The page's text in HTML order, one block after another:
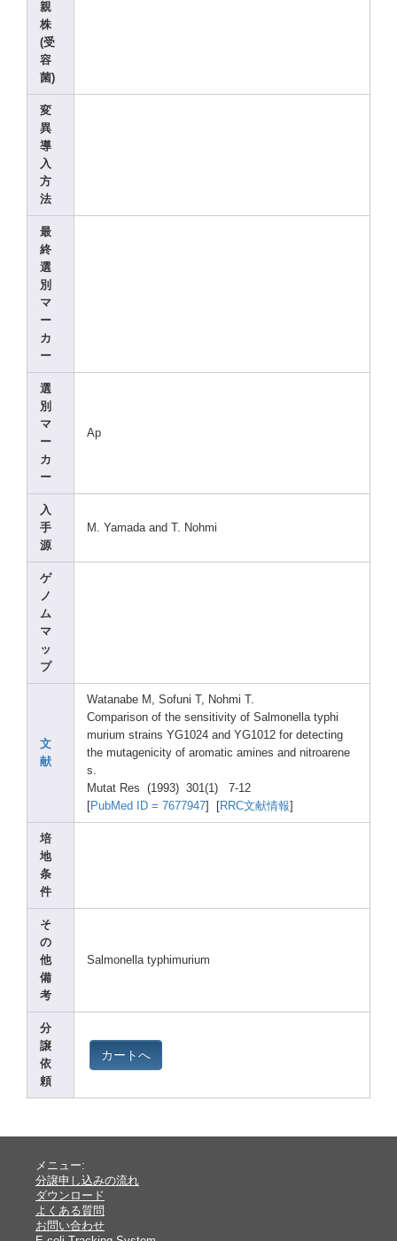
親
株
(受
容
菌)
変
異
導
入
方
法
最
終
選
別
マ
ー
カ
ー
選
別
マ
ー
カ
ー
Ap
入
手
源
M. Yamada and T. Nohmi
ゲ
ノ
ム
マ
ッ
プ
文
献
Watanabe M, Sofuni T, Nohmi T.
Comparison of the sensitivity of Salmonellatyphi
murium strains YG1024 and YG1012 for detecting
the mutagenicity of aromatic amines and nitroarene
s.
Mutat Res (1993) 301(1) 7-12
PubMed ID = 7677947 RRC文献情報
培
地
条
件
そ
の
他
備
考
Salmonellatyphimurium
分
譲
依
頼
カートへ
メニュー:
分譲申し込みの流れ
ダウンロード
よくある質問
お問い合わせ